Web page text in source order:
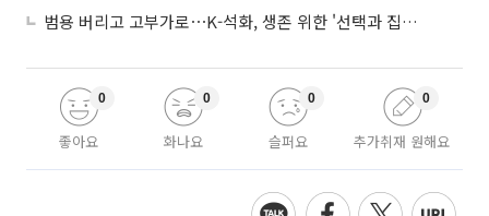
범용 버리고 고부가로⋯K-석화, 생존 위한 '선택과 집중'
좋아요
0
화나요
0
슬퍼요
0
추가취재 원해요
0